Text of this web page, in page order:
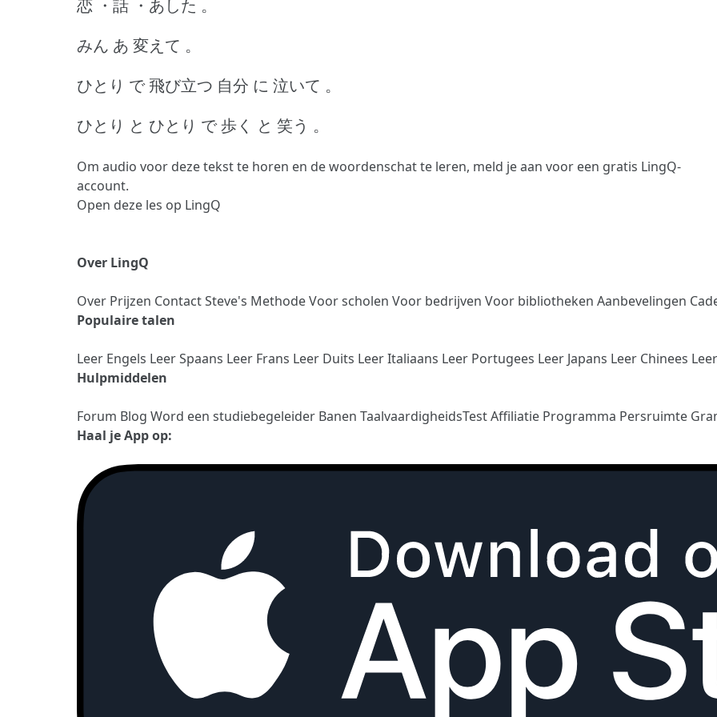
恋 ・話 ・あした 。
みん あ 変えて 。
ひとり で 飛び立つ 自分 に 泣いて 。
ひとり と ひとり で 歩く と 笑う 。
Om audio voor deze tekst te horen en de woordenschat te leren, meld je aan voor een gratis LingQ-
account.
Open deze les op LingQ
Over LingQ
Over Prijzen ContactSteve's MethodeVoor scholen Voor bedrijven Voor bibliotheken Aanbevelingen
Populaire talen
Leer Engels Leer Spaans Leer Frans Leer Duits Leer Italiaans Leer Portugees Leer Japans Leer Chinees
Hulpmiddelen
Forum Blog Word een studiebegeleider Banen TaalvaardigheidsTestAffiliatie Programma Persruimte
Haal je App op: